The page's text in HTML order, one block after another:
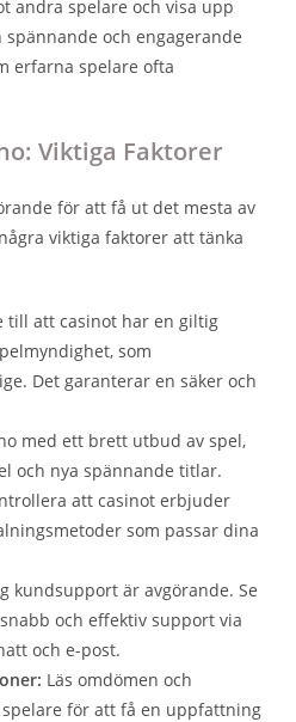
andra spelare och visa upp
och engagerande
erfarna spelare ofta
Viktiga Faktorer
för att få ut det mesta av
viktiga faktorer att tänka
till att casinot har en giltig
som
Det garanterar en säker och
med ett brett utbud av spel,
och nya spännande titlar.
att casinot erbjuder
som passar dina
kundsupport är avgörande. Se
och effektiv support via
och e-post.
Läs omdömen och
för att få en uppfattning